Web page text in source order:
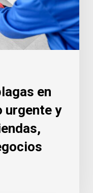
en
urgente y